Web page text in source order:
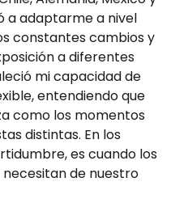
a adaptarme a nivel
constantes cambios y
a diferentes
mi capacidad de
entendiendo que
como los momentos
distintas. En los
es cuando los
de nuestro